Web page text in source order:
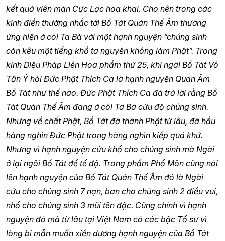
kết quả viên mãn Cực Lạc hoa khai. Cho nên trong các
kinh điển thường nhắc tới Bồ Tát Quán Thế Âm thường
ứng hiện ở cõi Ta Bà với một hạnh nguyện “chúng sinh
còn kêu một tiếng khổ ta nguyện không làm Phật”. Trong
kinh Diệu Pháp Liên Hoa phẩm thứ 25, khi ngài Bồ Tát Vô
Tận Ý hỏi Đức Phật Thích Ca là hạnh nguyện Quan Âm
Bồ Tát như thế nào. Đức Phật Thích Ca đã trả lời rằng Bồ
Tát Quán Thế Âm đang ở cõi Ta Bà cứu độ chúng sinh.
Nhưng về chất Phật, Bồ Tát đã thành Phật từ lâu, đã hầu
hàng nghìn Đức Phật trong hàng nghìn kiếp quá khứ.
Nhưng vì hạnh nguyện cứu khổ cho chúng sinh mà Ngài
ở lại ngôi Bồ Tát để tế độ. Trong phẩm Phổ Môn cũng nói
lên hạnh nguyện của Bồ Tát Quán Thế Âm đó là Ngài
cứu cho chúng sinh 7 nạn, ban cho chúng sinh 2 điều vui,
nhổ cho chúng sinh 3 mũi tên độc. Cũng chính vì hạnh
nguyện đó mà từ lâu tại Việt Nam có các bậc Tổ sư vì
lòng bi mẫn muốn xiển dương hạnh nguyện của Bồ Tát